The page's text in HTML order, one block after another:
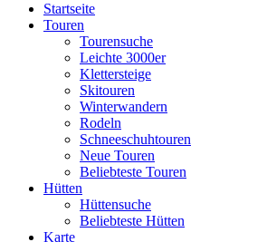
Startseite
Touren
Tourensuche
Leichte 3000er
Klettersteige
Skitouren
Winterwandern
Rodeln
Schneeschuhtouren
Neue Touren
Beliebteste Touren
Hütten
Hüttensuche
Beliebteste Hütten
Karte